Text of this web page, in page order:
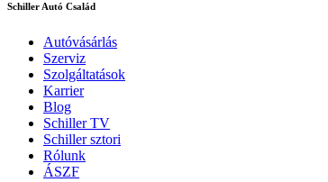
Schiller Autó Család
Autóvásárlás
Szerviz
Szolgáltatások
Karrier
Blog
Schiller TV
Schiller sztori
Rólunk
ÁSZF